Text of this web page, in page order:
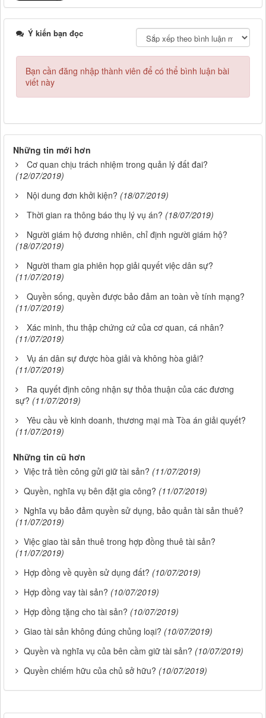
Ý kiến bạn đọc
Bạn cần đăng nhập thành viên để có thể bình luận bài
viết này
Những tin mới hơn
Cơ quan chịu trách nhiệm trong quản lý đất đai?
(12/07/2019)
Nội dung đơn khởi kiện? (18/07/2019)
Thời gian ra thông báo thụ lý vụ án? (18/07/2019)
Người giám hộ đương nhiên, chỉ định người giám hộ?
(18/07/2019)
Người tham gia phiên họp giải quyết việc dân sự?
(11/07/2019)
Quyền sống, quyền được bảo đảm an toàn về tính mạng?
(11/07/2019)
Xác minh, thu thập chứng cứ của cơ quan, cá nhân?
(11/07/2019)
Vụ án dân sự được hòa giải và không hòa giải?
(11/07/2019)
Ra quyết định công nhận sự thỏa thuận của các đương
sự? (11/07/2019)
Yêu cầu về kinh doanh, thương mại mà Tòa án giải quyết?
(11/07/2019)
Những tin cũ hơn
Việc trả tiền công gửi giữ tài sản? (11/07/2019)
Quyền, nghĩa vụ bên đặt gia công? (11/07/2019)
Nghĩa vụ bảo đảm quyền sử dụng, bảo quản tài sản thuê?
(11/07/2019)
Việc giao tài sản thuê trong hợp đồng thuê tài sản?
(11/07/2019)
Hợp đồng về quyền sử dụng đất? (10/07/2019)
Hợp đồng vay tài sản? (10/07/2019)
Hợp đồng tặng cho tài sản? (10/07/2019)
Giao tài sản không đúng chủng loại? (10/07/2019)
Quyền và nghĩa vụ của bên cầm giữ tài sản? (10/07/2019)
Quyền chiếm hữu của chủ sở hữu? (10/07/2019)